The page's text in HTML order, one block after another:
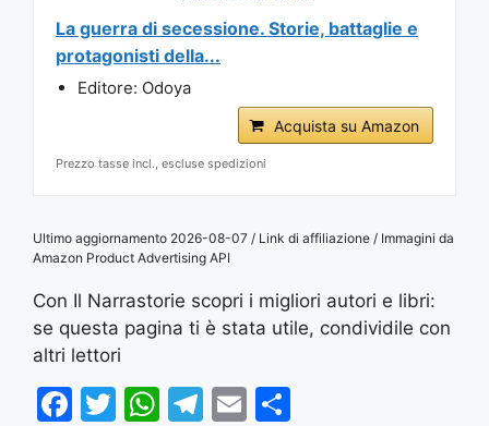
La guerra di secessione. Storie, battaglie e
protagonisti della...
Editore: Odoya
Acquista su Amazon
Prezzo tasse incl., escluse spedizioni
Ultimo aggiornamento 2026-08-07 / Link di affiliazione / Immagini da
Amazon Product Advertising API
Con Il Narrastorie scopri i migliori autori e libri:
se questa pagina ti è stata utile, condividile con
altri lettori
F
T
W T
E